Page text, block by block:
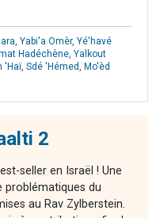
, Yabi'a Omèr, Yé'havé
Hadéchène, Yalkout
'Haï, Sdé 'Hémed, Mo'èd
2
seller en Israël ! Une
problématiques du
au Rav Zylberstein.